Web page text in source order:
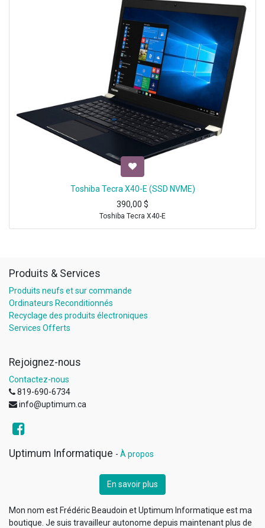
Toshiba Tecra X40-E (SSD NVME)
390,00 $
Toshiba Tecra X40-E
Produits & Services
Produits neufs et sur commande
Ordinateurs Reconditionnés
Recyclage des produits électroniques
Services Offerts
Rejoignez-nous
Contactez-nous
819-690-6734
info@uptimum.ca
Uptimum Informatique - À propos
En savoir plus
Mon nom est Frédéric Beaudoin et Uptimum Informatique est ma
boutique. Je suis travailleur autonome depuis maintenant plus de